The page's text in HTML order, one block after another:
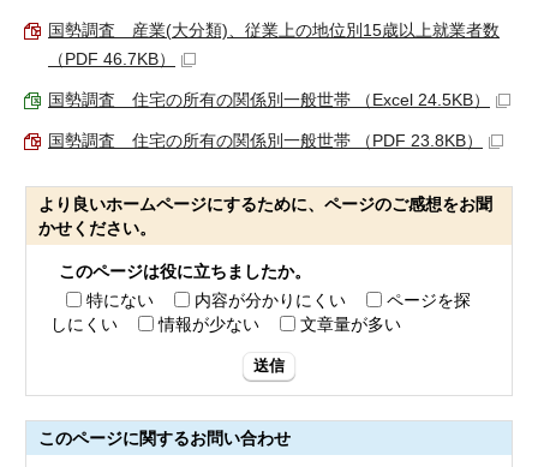
国勢調査 産業(大分類)、従業上の地位別15歳以上就業者数
（PDF 46.7KB）
国勢調査 住宅の所有の関係別一般世帯 （Excel 24.5KB）
国勢調査 住宅の所有の関係別一般世帯 （PDF 23.8KB）
より良いホームページにするために、ページのご感想をお聞
かせください。
このページは役に立ちましたか。
特にない
内容が分かりにくい
ページを探
しにくい
情報が少ない 文章量が多い
送信
このページに関するお問い合わせ